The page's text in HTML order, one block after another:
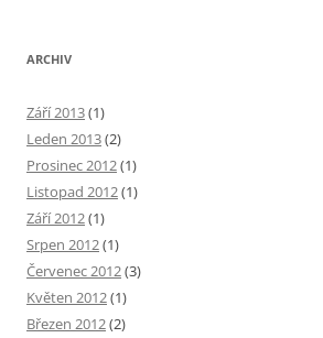
ARCHIV
Září 2013(1)
Leden 2013(2)
Prosinec 2012(1)
Listopad 2012(1)
Září 2012(1)
Srpen 2012(1)
Červenec 2012(3)
Květen 2012(1)
Březen 2012(2)